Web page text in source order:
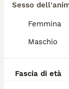
Sesso
Femmina
Maschio
Fascia di età
Un
dolcissimo.